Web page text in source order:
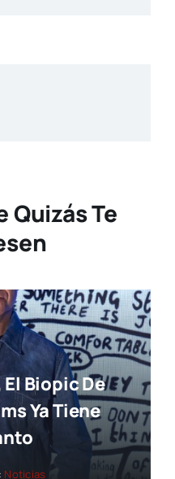
Quizás Te
Biopic De
Ya Tiene
Noticias